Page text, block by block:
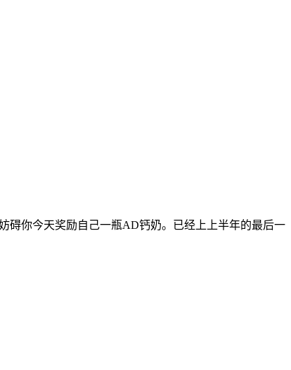
碍你今天奖励自己一瓶AD钙奶。已经上上半年的最后一